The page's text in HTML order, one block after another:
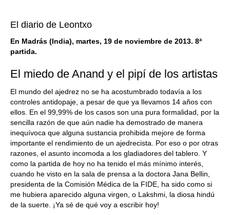
El diario de Leontxo
En Madrás (India), martes, 19 de noviembre de 2013. 8ª
partida.
El miedo de Anand y el pipí de los artistas
El mundo del ajedrez no se ha acostumbrado todavía a los
controles antidopaje, a pesar de que ya llevamos 14 años con
ellos. En el 99,99% de los casos son una pura formalidad, por la
sencilla razón de que aún nadie ha demostrado de manera
inequívoca que alguna sustancia prohibida mejore de forma
importante el rendimiento de un ajedrecista. Por eso o por otras
razones, el asunto incomoda a los gladiadores del tablero. Y
como la partida de hoy no ha tenido el más mínimo interés,
cuando he visto en la sala de prensa a la doctora Jana Bellin,
presidenta de la Comisión Médica de la FIDE, ha sido como si
me hubiera aparecido alguna virgen, o Lakshmi, la diosa hindú
de la suerte. ¡Ya sé de qué voy a escribir hoy!